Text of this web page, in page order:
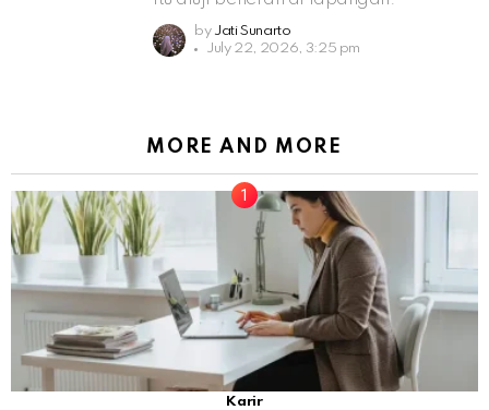
by Jati Sunarto
July 22, 2026, 3:25 pm
MORE AND MORE
Karir